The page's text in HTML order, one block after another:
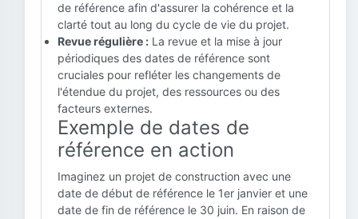
de référence afin d'assurer la cohérence et la
clarté tout au long du cycle de vie du projet.
Revue régulière : La revue et la mise à jour
périodiques des dates de référence sont
cruciales pour refléter les changements de
l'étendue du projet, des ressources ou des
facteurs externes.
Exemple de dates de
référence en action
Imaginez un projet de construction avec une
date de début de référence le 1er janvier et une
date de fin de référence le 30 juin. En raison de